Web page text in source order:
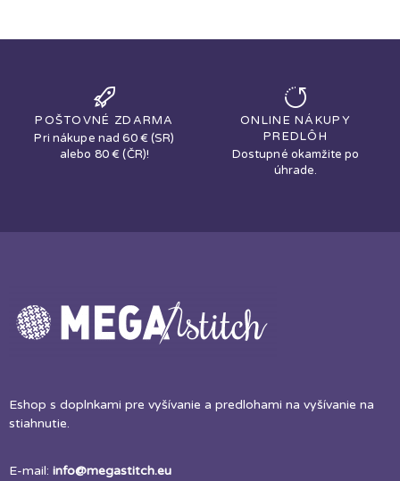
POŠTOVNÉ ZDARMA
Pri nákupe nad 60 € (SR)
alebo 80 € (ČR)!
ONLINE NÁKUPY
PREDLÔH
Dostupné okamžite po
úhrade.
Eshop s doplnkami pre vyšívanie a predlohami na vyšívanie na
stiahnutie.
E-mail: info@megastitch.eu